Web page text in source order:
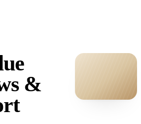
&